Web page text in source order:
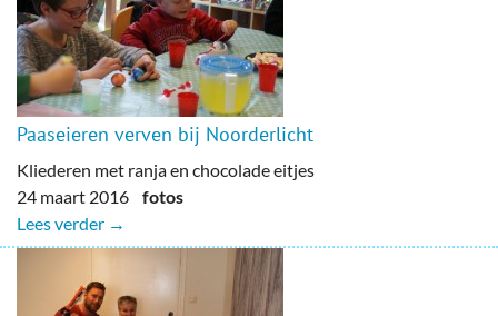
Paaseieren verven bij Noorderlicht
Kliederen met ranja en chocolade eitjes
24 maart 2016 fotos
Lees verder →